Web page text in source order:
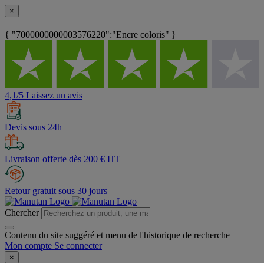
×
{ "7000000000003576220":"Encre coloris" }
4,1/5 Laissez un avis
Devis sous 24h
Livraison offerte dès 200 € HT
Retour gratuit sous 30 jours
Chercher
Contenu du site suggéré et menu de l'historique de recherche
Mon compte Se connecter
×